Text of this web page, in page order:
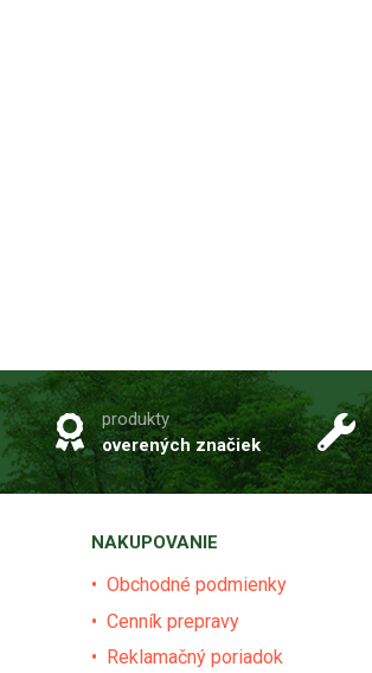
produkty
overených značiek
NAKUPOVANIE
Obchodné podmienky
Cenník prepravy
Reklamačný poriadok